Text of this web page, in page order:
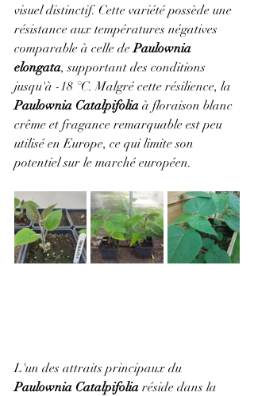
visuel distinctif. Cette variété possède une
résistance aux températures négatives
comparable à celle de Paulownia
elongata, supportant des conditions
jusqu'à -18 °C. Malgré cette résilience, la
Paulownia Catalpifolia à floraison blanc
crême et fragance remarquable est peu
utilisé en Europe, ce qui limite son
potentiel sur le marché européen.
L'un des attraits principaux du
Paulownia Catalpifolia réside dans la